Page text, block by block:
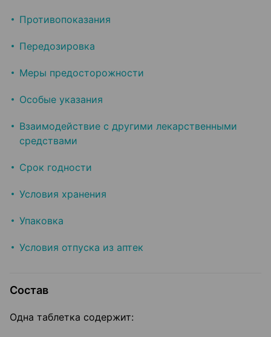
Противопоказания
Передозировка
Меры предосторожности
Особые указания
Взаимодействие с другими лекарственными
средствами
Срок годности
Условия хранения
Упаковка
Условия отпуска из аптек
Состав
Одна таблетка содержит: